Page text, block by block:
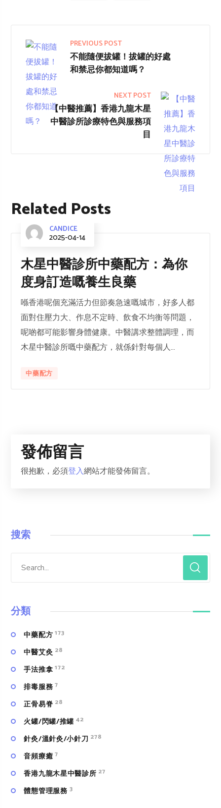
PREVIOUS POST
不能隨便拔罐！拔罐的好處
和禁忌你都知道嗎？
NEXT POST
【中醫推薦】香港九龍木星
中醫診所診療特色與服務項
目
Related Posts
CANDICE
2025-04-14
木星中醫診所中藥配方：為你
度身訂造嘅養生良藥
喺香港呢個充滿活力但節奏急速嘅城市，好多人都
面對住壓力大、作息不定時、飲食不均衡等問題，
呢啲都可能影響身體健康。中醫講求整體調理，而
木星中醫診所嘅中藥配方，就係針對每個人...
中藥配方
發佈留言
很抱歉，必須登入網站才能發佈留言。
搜索
分類
中藥配方 173
中醫艾灸 28
手法推拿 172
排毒服務 7
正骨易脊 28
火罐/閃罐/推罐 42
針灸/溫針灸/小針刀 278
⾳頻療癒 7
香港九龍木星中醫診所 27
體態管理服務 3